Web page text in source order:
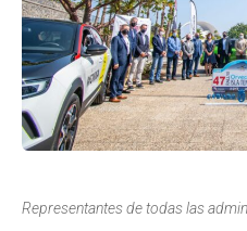
Representantes de todas las